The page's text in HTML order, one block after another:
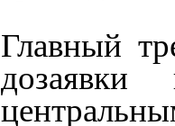
Главный